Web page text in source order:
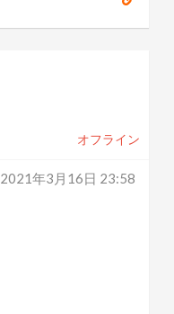
オフライン
2021年3月16日 23:58